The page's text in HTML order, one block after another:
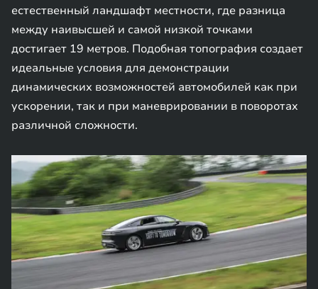
естественный ландшафт местности, где разница
между наивысшей и самой низкой точками
достигает 19 метров. Подобная топография создает
идеальные условия для демонстрации
динамических возможностей автомобилей как при
ускорении, так и при маневрировании в поворотах
различной сложности.